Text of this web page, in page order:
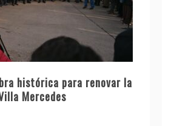
histórica para renovar la
Mercedes